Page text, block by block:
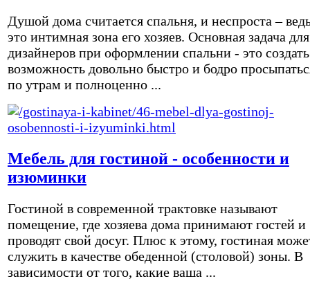
Душой дома считается спальня, и неспроста –
это интимная зона его хозяев. Основная задача для
дизайнеров при оформлении спальни - это создать
возможность довольно быстро и бодро
по утрам и полноценно ...
Мебель для гостиной - особенности и
изюминки
Гостиной в современной трактовке называют
помещение, где хозяева дома принимают гостей и
проводят свой досуг. Плюс к этому, гостиная
служить в качестве обеденной (столовой) зоны. В
зависимости от того, какие ваша ...